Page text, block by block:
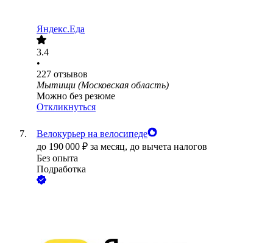
Яндекс.Еда
3.4
•
227 отзывов
Мытищи (Московская область)
Можно без резюме
Откликнуться
Велокурьер на велосипеде
до 190 000 ₽ за месяц, до вычета налогов
Без опыта
Подработка